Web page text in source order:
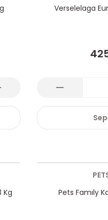
Verselelaga
Kg
Pets Famıly